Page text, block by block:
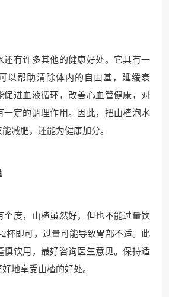
还有许多其他的健康好处。它具有一
以帮助清除体内的自由基，延缓衰
促进血液循环，改善心血管健康，对
一定的调理作用。因此，把山楂泡水
减肥，还能为健康加分。
个度，山楂虽然好，但也不能过量饮
杯即可，过量可能导致胃部不适。此
慎饮用，最好咨询医生意见。保持适
地享受山楂的好处。